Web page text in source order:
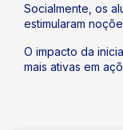
Socialmente, os
estimularam
O impacto da
mais ativas em